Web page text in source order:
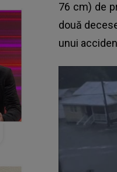
76 cm) de
două
unui